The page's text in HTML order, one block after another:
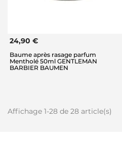
24,90 €
Baume après rasage parfum
Mentholé 50ml GENTLEMAN
BARBIER BAUMEN
Affichage 1-28 de 28 article(s)